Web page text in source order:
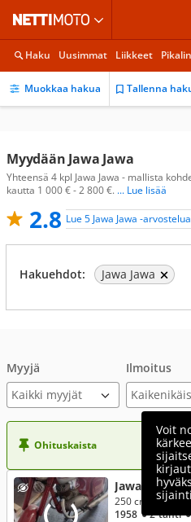
Haku Uusimmat Liikkeet
Muokkaa hakua Tallenna
Myydään Jawa Jawa
Yhteensä 4 kpl Jawa Jawa - mallista
kautta 1 000 € - 2 800 €. ... Lue lisää
2.8 Lue 5 Jawa Jawa -arvostelua
Hakuehdot: Jawa Jawa
Myyjä
Kaikki myyjät
Ilmoitus
Voit
Ohituskaista
Jawa Jawa
250 cm³, 250
1958 ● 2-tahti